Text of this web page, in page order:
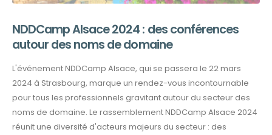
NDDCamp Alsace 2024 : des conférences
autour des noms de domaine
L'événement NDDCamp Alsace, qui se passera le 22 mars
2024 à Strasbourg, marque un rendez-vous incontournable
pour tous les professionnels gravitant autour du secteur des
noms de domaine. Le rassemblement NDDCamp Alsace 2024
réunit une diversité d'acteurs majeurs du secteur : des